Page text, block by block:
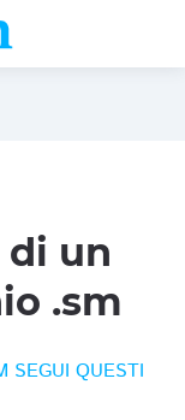
di un
.sm
SEGUI QUESTI